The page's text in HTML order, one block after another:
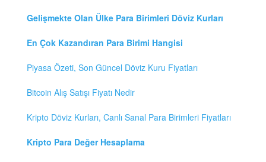
Gelişmekte Olan Ülke Para Birimleri Döviz Kurları
En Çok Kazandıran Para Birimi Hangisi
Piyasa Özeti, Son Güncel Döviz Kuru Fiyatları
Bitcoin Alış Satışı Fiyatı Nedir
Kripto Döviz Kurları, Canlı Sanal Para Birimleri Fiyatları
Kripto Para Değer Hesaplama